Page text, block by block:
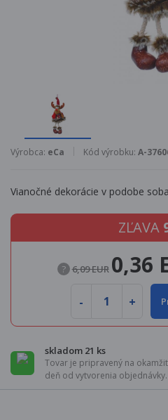
Výrobca: eCa Kód výrobku: A-
Vianočné dekorácie v podobe
ZĽAVA
? 6,09 EUR 0,36
skladom 21 ks
Tovar je pripravený na
deň od vytvorenia objednávky.